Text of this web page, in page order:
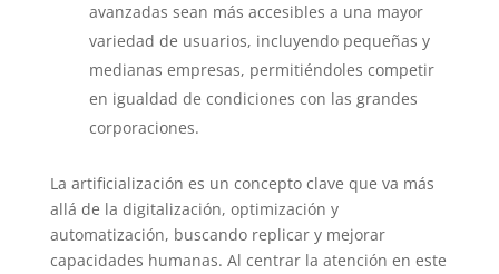
avanzadas sean más accesibles a una mayor
variedad de usuarios, incluyendo pequeñas y
medianas empresas, permitiéndoles competir
en igualdad de condiciones con las grandes
corporaciones.
La artificialización es un concepto clave que va más
allá de la digitalización, optimización y
automatización, buscando replicar y mejorar
capacidades humanas. Al centrar la atención en este